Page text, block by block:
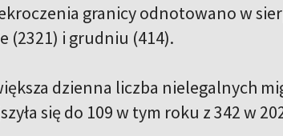
granicy odnotowano w
(2321) i grudniu (414).
dzienna liczba nielegalnych
się do 109 w tym roku z 342 w